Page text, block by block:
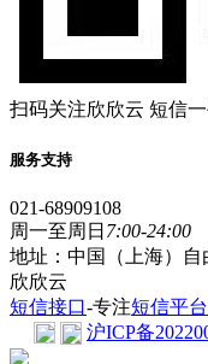
扫码关注欣欣云 短信
服务支持
021-68909108
周一至周日 7:00-24:00
地址：中国（上海）自
欣欣云
短信接口-专注短信平台
沪ICP备